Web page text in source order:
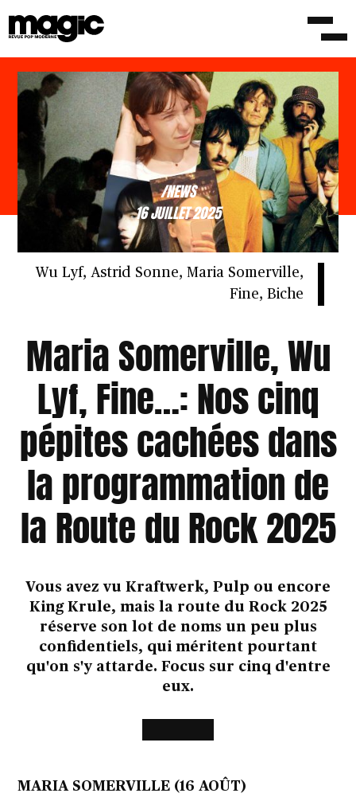
/NEWS
16 JUILLET 2025
Wu Lyf, Astrid Sonne, Maria Somerville,
Fine, Biche
Maria Somerville, Wu
Lyf, Fine…: Nos cinq
pépites cachées dans
la programmation de
la Route du Rock 2025
Vous avez vu Kraftwerk, Pulp ou encore
King Krule, mais la route du Rock 2025
réserve son lot de noms un peu plus
confidentiels, qui méritent pourtant
qu'on s'y attarde. Focus sur cinq d'entre
eux.
MARIA SOMERVILLE (16 AOÛT)